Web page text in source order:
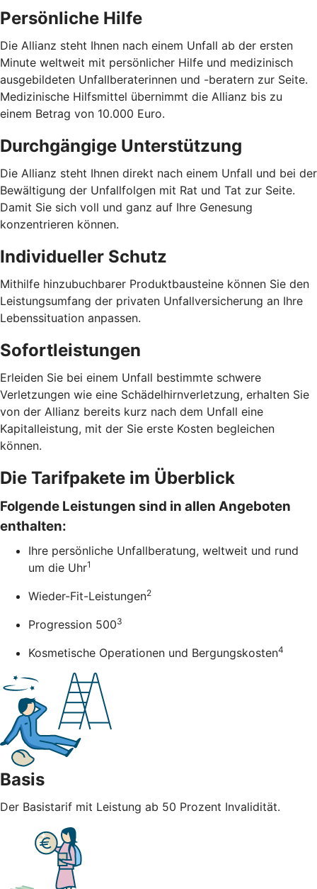
Persönliche Hilfe
Die Allianz steht Ihnen nach einem Unfall ab der ersten
Minute weltweit mit persönlicher Hilfe und medizinisch
ausgebildeten Unfallberaterinnen und -beratern zur Seite.
Medizinische Hilfsmittel übernimmt die Allianz bis zu
einem Betrag von 10.000 Euro.
Durchgängige Unterstützung
Die Allianz steht Ihnen direkt nach einem Unfall und bei der
Bewältigung der Unfallfolgen mit Rat und Tat zur Seite.
Damit Sie sich voll und ganz auf Ihre Genesung
konzentrieren können.
Individueller Schutz
Mithilfe hinzubuchbarer Produktbausteine können Sie den
Leistungsumfang der privaten Unfallversicherung an Ihre
Lebenssituation anpassen.
Sofortleistungen
Erleiden Sie bei einem Unfall bestimmte schwere
Verletzungen wie eine Schädelhirnverletzung, erhalten Sie
von der Allianz bereits kurz nach dem Unfall eine
Kapitalleistung, mit der Sie erste Kosten begleichen
können.
Die Tarifpakete im Überblick
Folgende Leistungen sind in allen Angeboten
enthalten:
Ihre persönliche Unfallberatung, weltweit und rund
um die Uhr1
Wieder-Fit-Leistungen2
Progression 5003
Kosmetische Operationen und Bergungskosten4
Basis
Der Basistarif mit Leistung ab 50 Prozent Invalidität.